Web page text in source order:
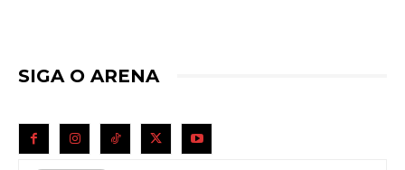
SIGA O ARENA